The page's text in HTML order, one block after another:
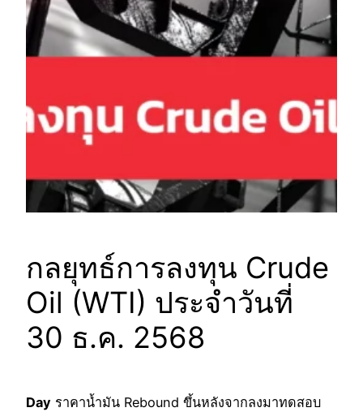
กลยุทธ์การลงทุน Crude
Oil (WTI) ประจำวันที่
30 ธ.ค. 2568
Day ราคาน้ำมัน Rebound ขึ้นหลังจากลงมาทดสอบ